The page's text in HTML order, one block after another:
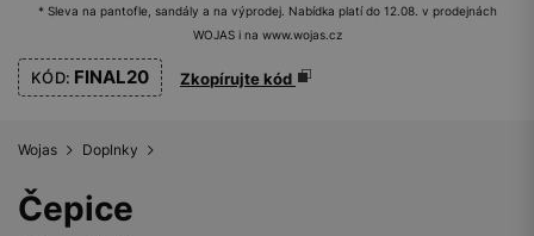
* Sleva na pantofle, sandály a na výprodej. Nabídka platí do 12.08. v prodejnách
WOJAS i na www.wojas.cz
KÓD: FINAL20 Zkopírujte kód
Wojas Doplnky
Čepice